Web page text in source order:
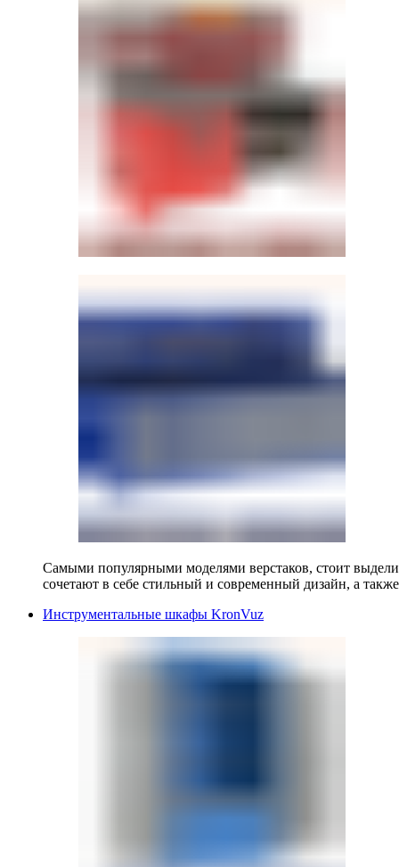
Самыми популярными моделями верстаков, стоит
сочетают в себе стильный и современный дизайн, а
Инструментальные шкафы KronVuz